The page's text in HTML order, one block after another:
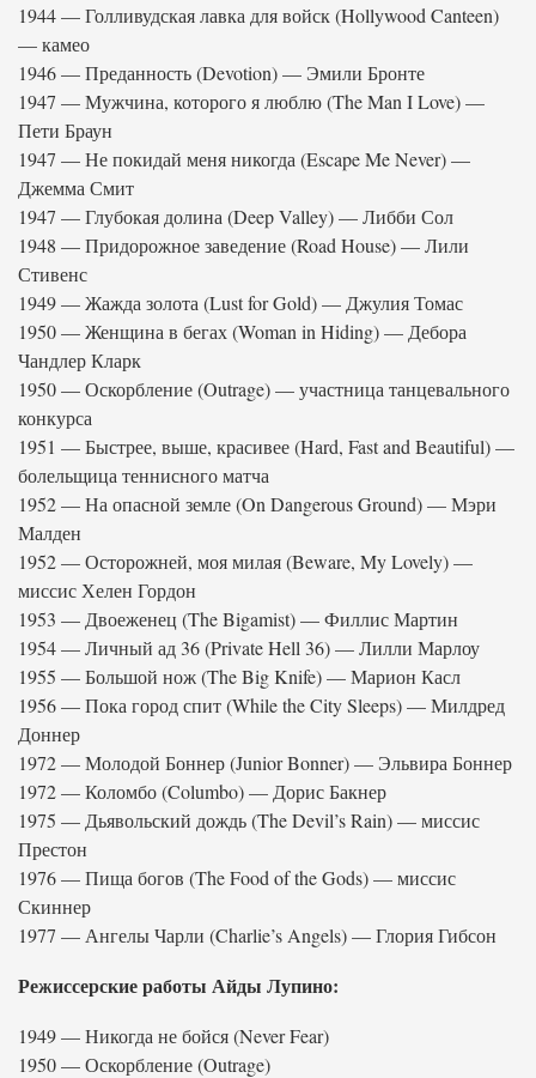
1944 — Голливудская лавка для войск (Hollywood Canteen)
— камео
1946 — Преданность (Devotion) — Эмили Бронте
1947 — Мужчина, которого я люблю (The Man I Love) —
Пети Браун
1947 — Не покидай меня никогда (Escape Me Never) —
Джемма Смит
1947 — Глубокая долина (Deep Valley) — Либби Сол
1948 — Придорожное заведение (Road House) — Лили
Стивенс
1949 — Жажда золота (Lust for Gold) — Джулия Томас
1950 — Женщина в бегах (Woman in Hiding) — Дебора
Чандлер Кларк
1950 — Оскорбление (Outrage) — участница танцевального
конкурса
1951 — Быстрее, выше, красивее (Hard, Fast and Beautiful) —
болельщица теннисного матча
1952 — На опасной земле (On Dangerous Ground) — Мэри
Малден
1952 — Осторожней, моя милая (Beware, My Lovely) —
миссис Хелен Гордон
1953 — Двоеженец (The Bigamist) — Филлис Мартин
1954 — Личный ад 36 (Private Hell 36) — Лилли Марлоу
1955 — Большой нож (The Big Knife) — Марион Касл
1956 — Пока город спит (While the City Sleeps) — Милдред
Доннер
1972 — Молодой Боннер (Junior Bonner) — Эльвира Боннер
1972 — Коломбо (Columbo) — Дорис Бакнер
1975 — Дьявольский дождь (The Devil’s Rain) — миссис
Престон
1976 — Пища богов (The Food of the Gods) — миссис
Скиннер
1977 — Ангелы Чарли (Charlie’s Angels) — Глория Гибсон
Режиссерские работы Айды Лупино:
1949 — Никогда не бойся (Never Fear)
1950 — Оскорбление (Outrage)